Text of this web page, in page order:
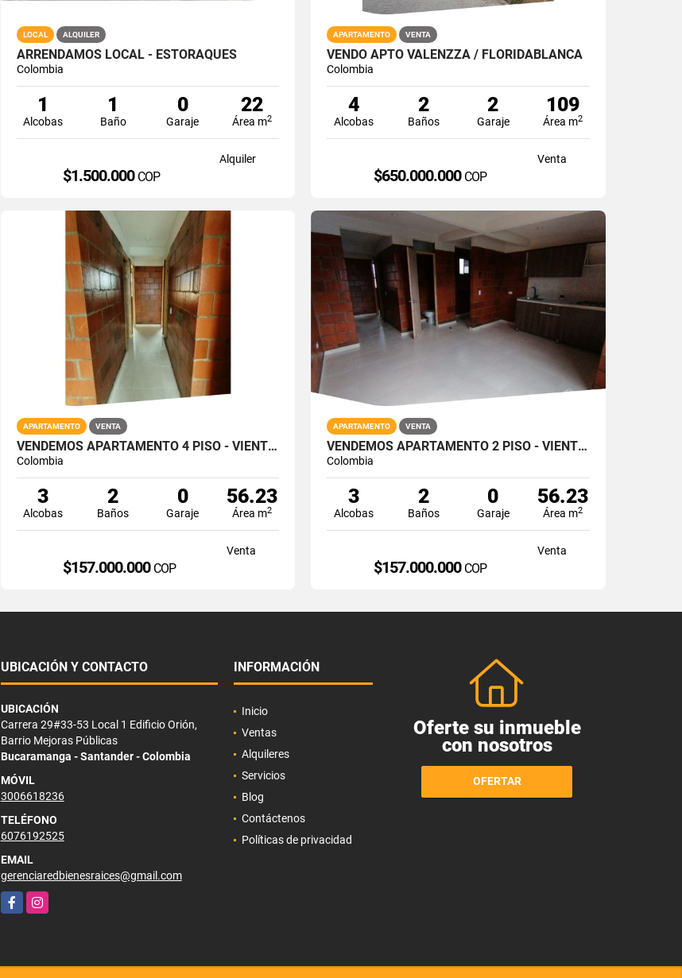
LOCAL ALQUILER
ARRENDAMOS LOCAL - ESTORAQUES
Colombia
1
Alcobas
1
Baño
0
Garaje
22
Área m2
Alquiler
$1.500.000 COP
APARTAMENTO VENTA
VENDO APTO VALENZZA / FLORIDABLANCA
Colombia
4
Alcobas
2
Baños
2
Garaje
109
Área m2
Venta
$650.000.000 COP
APARTAMENTO VENTA
VENDEMOS APARTAMENTO 4 PISO - VIENTOS DE LLANADAS / GIRON
Colombia
3
Alcobas
2
Baños
0
Garaje
56.23
Área m2
Venta
$157.000.000 COP
APARTAMENTO VENTA
VENDEMOS APARTAMENTO 2 PISO - VIENTOS DE LLANADAS / GIRON
Colombia
3
Alcobas
2
Baños
0
Garaje
56.23
Área m2
Venta
$157.000.000 COP
UBICACIÓN Y CONTACTO
UBICACIÓN
Carrera 29#33-53 Local 1 Edificio Orión,
Barrio Mejoras Públicas
Bucaramanga - Santander - Colombia
MÓVIL
3006618236
TELÉFONO
6076192525
EMAIL
gerenciaredbienesraices@gmail.com
FacebookInstagram
INFORMACIÓN
Inicio
Ventas
Alquileres
Servicios
Blog
Contáctenos
Políticas de privacidad
Oferte su inmueble
con nosotros
OFERTAR